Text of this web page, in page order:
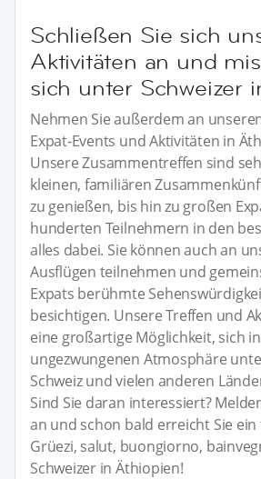
Schließen Sie sich
Aktivitäten an und
sich unter Schweizer
Nehmen Sie außerdem an
Expat-Events und Aktivitäten in
Unsere Zusammentreffen sind
kleinen, familiären
zu genießen, bis hin zu großen
hunderten Teilnehmern in den
alles dabei. Sie können auch an
Ausflügen teilnehmen und
Expats berühmte
besichtigen. Unsere Treffen und
eine großartige Möglichkeit, sich
ungezwungenen Atmosphäre
Schweiz und vielen anderen
Sind Sie daran interessiert?
an und schon bald erreicht Sie
Grüezi, salut, buongiorno,
Schweizer in Äthiopien!